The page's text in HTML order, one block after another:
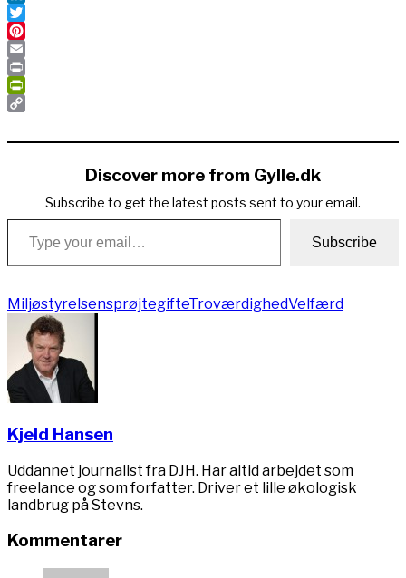
LinkedIn
Twitter
Pinterest
Email
Print
PrintFriendly
Link
Discover more from Gylle.dk
Subscribe to get the latest posts sent to your email.
Type your email…
Subscribe
MiljøstyrelsensprøjtegifteTroværdighedVelfærd
Kjeld Hansen
Uddannet journalist fra DJH. Har altid arbejdet som
freelance og som forfatter. Driver et lille økologisk
landbrug på Stevns.
Kommentarer